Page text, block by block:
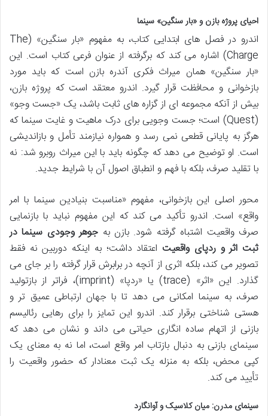
احیای پروژه بازن و «بار سنگین» سینما
اندرو در فصل های ابتدایی کتاب، به مفهوم «بار سنگین» (The
Charge) اشاره می کند که برگرفته از عنوان فرعی کتاب است. این
«بار سنگین» همان میراث فکری آندره بازن است که باید مورد
بازخوانی و محافظت قرار گیرد. اندرو معتقد است که پروژه بازن،
بیش از آنکه مجموعه ای از گزاره های ثابت باشد، یک «جست وجو»
(Quest) است؛ جست وجویی برای درک ماهیت و غایت سینما که
هرگز به پایانی قطعی نمی رسد و همواره نیازمند تأمل و بازاندیشی
است. او توضیح می دهد که چگونه باید با این میراث روبرو شد: نه
با تقلید صرف، بلکه با فهم و انطباق اصول آن با شرایط جدید.
محور اصلی این بازخوانی، مفهوم «مناسبت بنیادین سینما با امر
واقع» است. اندرو تأکید می کند که این مفهوم نباید با بازنمایی
صرف واقعیت اشتباه گرفته شود. بازن به جوهر وجودی سینما در
ثبت اثر و ردپای واقعیت اعتقاد داشت؛ به اینکه دوربین نه فقط
تصویر می کند، بلکه اثری از آنچه در برابرش قرار گرفته را بر جای می
گذارد. این «اثر» (trace) یا «ردپا» (imprint)، فراتر از بازتولید
صرف، به سینما امکانی می دهد تا با جهان ارتباطی عمیق تر و
هستی شناختی برقرار کند. اندرو این تمایز را برای رهایی رئالیسم
بازنی از اتهام ساده انگاری حیاتی می داند و نشان می دهد که
سینمای بازنی به دنبال بازتاب امر واقع است، اما نه به معنای یک
کپی محض، بلکه به منزله یک ثبت معنادار که حضور واقعیت را
تأیید می کند.
سینمای مدرن: میان کلاسیک و آوانگارد